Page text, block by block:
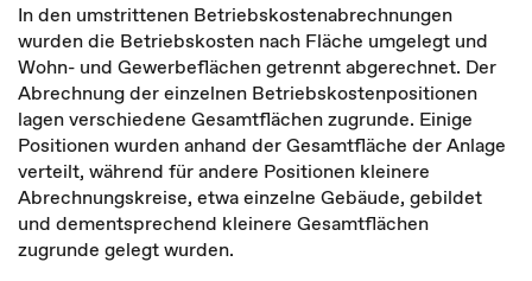
In den umstrittenen Betriebskostenabrechnungen
wurden die Betriebskosten nach Fläche umgelegt und
Wohn- und Gewerbeflächen getrennt abgerechnet. Der
Abrechnung der einzelnen Betriebskostenpositionen
lagen verschiedene Gesamtflächen zugrunde. Einige
Positionen wurden anhand der Gesamtfläche der Anlage
verteilt, während für andere Positionen kleinere
Abrechnungskreise, etwa einzelne Gebäude, gebildet
und dementsprechend kleinere Gesamtflächen
zugrunde gelegt wurden.